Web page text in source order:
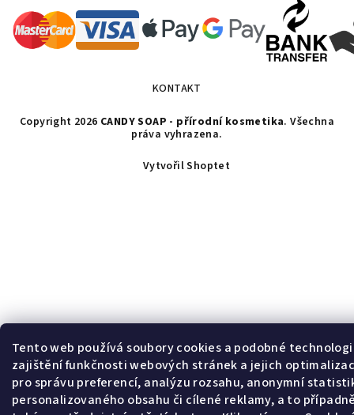
Tento web používá soubory cookies a podobné
zajištění funkčnosti webových stránek a jejich
pro správu preferencí, analýzu rozsahu, anonymní
personalizovaného obsahu či cílené reklamy, a to
KONTAKT
Copyright 2026 CANDY SOAP - přírodní kosmetika. Všechna
práva vyhrazena.
Vytvořil Shoptet